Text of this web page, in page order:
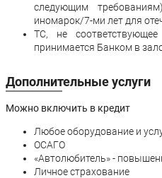
следующим
иномарок/7-ми лет для
ТС, не
принимается Банком в
Дополнительные услуги
Можно включить в кредит
Любое оборудование и
ОСАГО
«Автолюбитель» -
Личное страхование